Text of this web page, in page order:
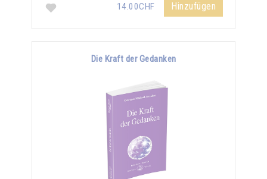
14.00CHF
Hinzufügen
Die Kraft der Gedanken